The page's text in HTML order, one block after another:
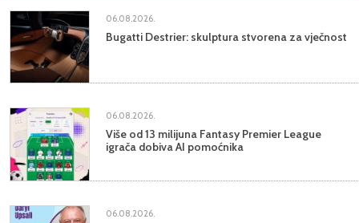
06.08.2026.
Bugatti Destrier: skulptura stvorena za vječnost
06.08.2026.
Više od 13 milijuna Fantasy Premier League
igrača dobiva AI pomoćnika
06.08.2026.